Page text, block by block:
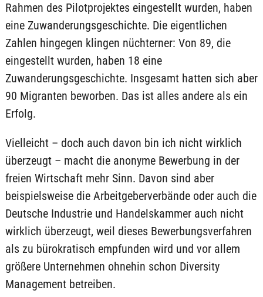
Rahmen des Pilotprojektes eingestellt wurden, haben
eine Zuwanderungsgeschichte. Die eigentlichen
Zahlen hingegen klingen nüchterner: Von 89, die
eingestellt wurden, haben 18 eine
Zuwanderungsgeschichte. Insgesamt hatten sich aber
90 Migranten beworben. Das ist alles andere als ein
Erfolg.
Vielleicht – doch auch davon bin ich nicht wirklich
überzeugt – macht die anonyme Bewerbung in der
freien Wirtschaft mehr Sinn. Davon sind aber
beispielsweise die Arbeitgeberverbände oder auch die
Deutsche Industrie und Handelskammer auch nicht
wirklich überzeugt, weil dieses Bewerbungsverfahren
als zu bürokratisch empfunden wird und vor allem
größere Unternehmen ohnehin schon Diversity
Management betreiben.